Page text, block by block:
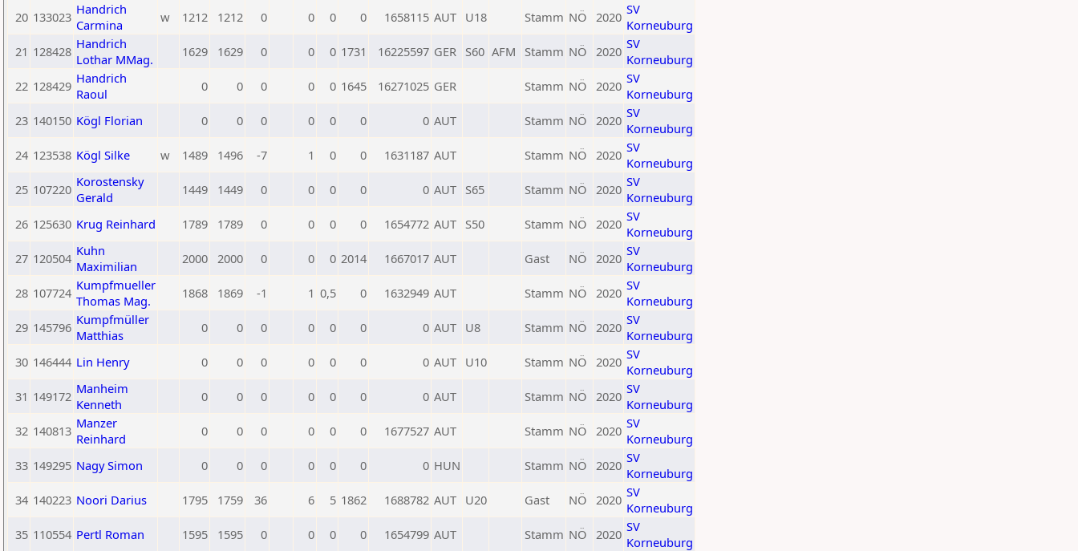
20 133023 Handrich
Carmina
w 1212 1212 0 0 0 0 1658115 AUT U18 Stamm NÖ 2020 SV
Korneuburg
21 128428 Handrich
Lothar MMag.
1629 1629 0 0 0 1731 16225597 GER S60 AFM Stamm NÖ 2020 SV
Korneuburg
22 128429 Handrich
Raoul
0 0 0 0 0 1645 16271025 GER Stamm NÖ 2020 SV
Korneuburg
23 140150 Kögl Florian 0 0 0 0 0 0 0 AUT Stamm NÖ 2020 SV
Korneuburg
24 123538 Kögl Silke w 1489 1496 -7 1 0 0 1631187 AUT Stamm NÖ 2020 SV
Korneuburg
25 107220 Korostensky
Gerald
1449 1449 0 0 0 0 0 AUT S65 Stamm NÖ 2020 SV
Korneuburg
26 125630 Krug Reinhard 1789 1789 0 0 0 0 1654772 AUT S50 Stamm NÖ 2020 SV
Korneuburg
27 120504 Kuhn
Maximilian
2000 2000 0 0 0 2014 1667017 AUT Gast NÖ 2020 SV
Korneuburg
28 107724 Kumpfmueller
Thomas Mag.
1868 1869 -1 1 0,5 0 1632949 AUT Stamm NÖ 2020 SV
Korneuburg
29 145796 Kumpfmüller
Matthias
0 0 0 0 0 0 0 AUT U8 Stamm NÖ 2020 SV
Korneuburg
30 146444 Lin Henry 0 0 0 0 0 0 0 AUT U10 Stamm NÖ 2020 SV
Korneuburg
31 149172 Manheim
Kenneth
0 0 0 0 0 0 0 AUT Stamm NÖ 2020 SV
Korneuburg
32 140813 Manzer
Reinhard
0 0 0 0 0 0 1677527 AUT Stamm NÖ 2020 SV
Korneuburg
33 149295 Nagy Simon 0 0 0 0 0 0 0 HUN Stamm NÖ 2020 SV
Korneuburg
34 140223 Noori Darius 1795 1759 36 6 5 1862 1688782 AUT U20 Gast NÖ 2020 SV
Korneuburg
35 110554 Pertl Roman 1595 1595 0 0 0 0 1654799 AUT Stamm NÖ 2020 SV
Korneuburg